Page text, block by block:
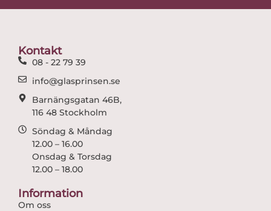
Kontakt
08 - 22 79 39
info@glasprinsen.se
Barnängsgatan 46B,
116 48 Stockholm
Söndag & Måndag
12.00 – 16.00
Onsdag & Torsdag
12.00 – 18.00
Information
Om oss